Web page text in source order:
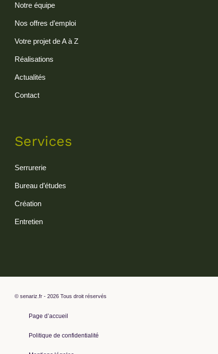
Notre équipe
Nos offres d’emploi
Votre projet de A à Z
Réalisations
Actualités
Contact
Services
Serrurerie
Bureau d’études
Création
Entretien
© senariz.fr - 2026 Tous droit réservés
Page d’accueil
Politique de confidentialité